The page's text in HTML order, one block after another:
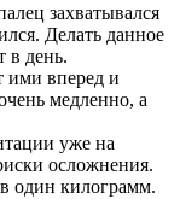
захватывался
Делать данное
в день.
ими вперед и
медленно, а
уже на
осложнения.
один килограмм.